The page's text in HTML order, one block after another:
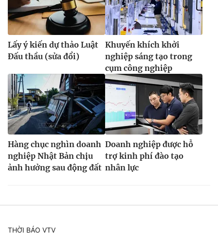
Ðiện thoại Thời báo VTV:024.66 897 897
Email: toasoan@vtv.vn
Liên hệ quảng cáo:
024-7300.7108
® Cấm sao chép dưới mọi hình thức nếu không có sự chấp
Lấy ý kiến dự thảo Luật
Đấu thầu (sửa đổi)
Khuyến khích khởi
nghiệp sáng tạo trong
cụm công nghiệp
Hàng chục nghìn doanh
nghiệp Nhật Bản chịu
ảnh hưởng sau động đất
Doanh nghiệp được hỗ
trợ kinh phí đào tạo
nhân lực
THỜI BÁO VTV